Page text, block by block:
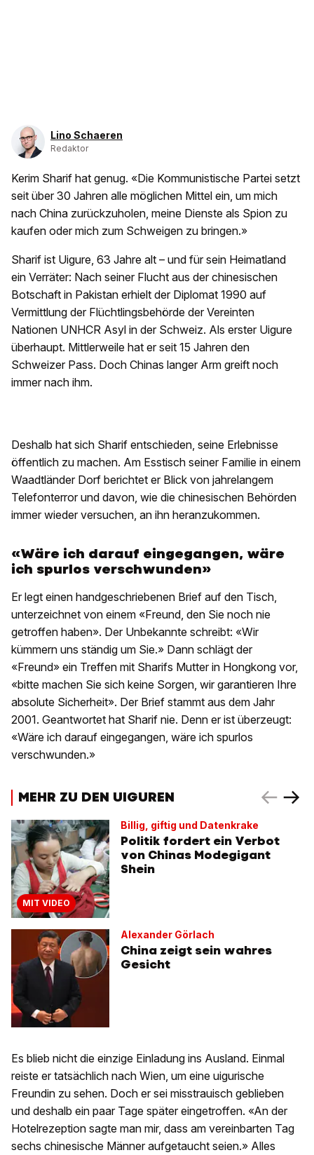
Lino Schaeren
Redaktor
Kerim Sharif hat genug. «Die Kommunistische Partei setzt
seit über 30 Jahren alle möglichen Mittel ein, um mich
nach China zurückzuholen, meine Dienste als Spion zu
kaufen oder mich zum Schweigen zu bringen.»
Sharif ist Uigure, 63 Jahre alt – und für sein Heimatland
ein Verräter: Nach seiner Flucht aus der chinesischen
Botschaft in Pakistan erhielt der Diplomat 1990 auf
Vermittlung der Flüchtlingsbehörde der Vereinten
Nationen UNHCR Asyl in der Schweiz. Als erster Uigure
überhaupt. Mittlerweile hat er seit 15 Jahren den
Schweizer Pass. Doch Chinas langer Arm greift noch
immer nach ihm.
Deshalb hat sich Sharif entschieden, seine Erlebnisse
öffentlich zu machen. Am Esstisch seiner Familie in einem
Waadtländer Dorf berichtet er Blick von jahrelangem
Telefonterror und davon, wie die chinesischen Behörden
immer wieder versuchen, an ihn heranzukommen.
«Wäre ich darauf eingegangen, wäre
ich spurlos verschwunden»
Er legt einen handgeschriebenen Brief auf den Tisch,
unterzeichnet von einem «Freund, den Sie noch nie
getroffen haben». Der Unbekannte schreibt: «Wir
kümmern uns ständig um Sie.» Dann schlägt der
«Freund» ein Treffen mit Sharifs Mutter in Hongkong vor,
«bitte machen Sie sich keine Sorgen, wir garantieren Ihre
absolute Sicherheit». Der Brief stammt aus dem Jahr
2001. Geantwortet hat Sharif nie. Denn er ist überzeugt:
«Wäre ich darauf eingegangen, wäre ich spurlos
verschwunden.»
MEHR ZU DEN UIGUREN
MIT VIDEO
Billig, giftig und Datenkrake
Politik fordert ein Verbot
von Chinas Modegigant
Shein
Alexander Görlach
China zeigt sein wahres
Gesicht
Es blieb nicht die einzige Einladung ins Ausland. Einmal
reiste er tatsächlich nach Wien, um eine uigurische
Freundin zu sehen. Doch er sei misstrauisch geblieben
und deshalb ein paar Tage später eingetroffen. «An der
Hotelrezeption sagte man mir, dass am vereinbarten Tag
sechs chinesische Männer aufgetaucht seien.» Alles